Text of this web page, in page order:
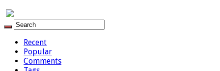
Recent
Popular
Comments